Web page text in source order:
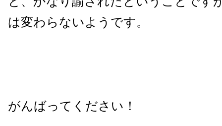
は変わらないようです。
がんばってください！